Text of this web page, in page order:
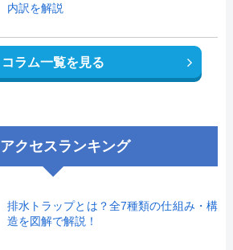
内訳を解説
コラム一覧を見る
アクセスランキング
排水トラップとは？全7種類の仕組み・構
造を図解で解説！